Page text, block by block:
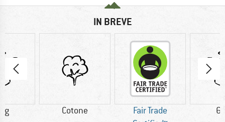
IN BREVE
g Cotone
Fair Trade